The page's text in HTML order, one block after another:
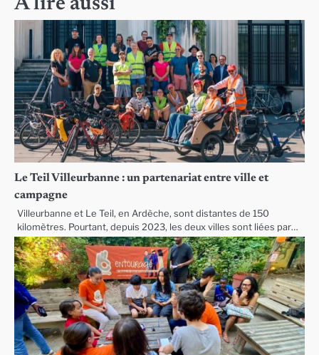
A lire aussi
Le Teil Villeurbanne : un partenariat entre ville et
campagne
Villeurbanne et Le Teil, en Ardèche, sont distantes de 150
kilomètres. Pourtant, depuis 2023, les deux villes sont liées par…